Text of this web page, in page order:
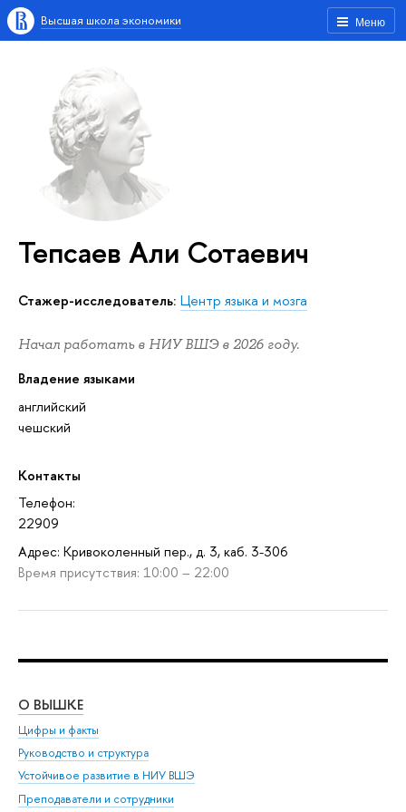
Меню
Высшая школа экономики
Тепсаев Али Сотаевич
Стажер-исследователь: Центр языка и мозга
Начал работать в НИУ ВШЭ в 2026 году.
Владение языками
английский
чешский
Контакты
Телефон:
22909
Адрес: Кривоколенный пер., д. 3, каб. 3-306
Время присутствия: 10:00 – 22:00
О ВЫШКЕ
Цифры и факты
Руководство и структура
Устойчивое развитие в НИУ ВШЭ
Преподаватели и сотрудники